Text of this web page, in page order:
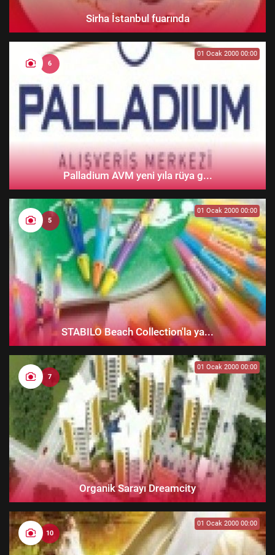
Sirha İstanbul fuarında
6
01 Ocak 2000 00:00
Palladium AVM yeni yıla rüya g...
5
01 Ocak 2000 00:00
STABILO Beach Collection'la ya...
7
01 Ocak 2000 00:00
Organik Sarayı Dreamcity
10
01 Ocak 2000 00:00